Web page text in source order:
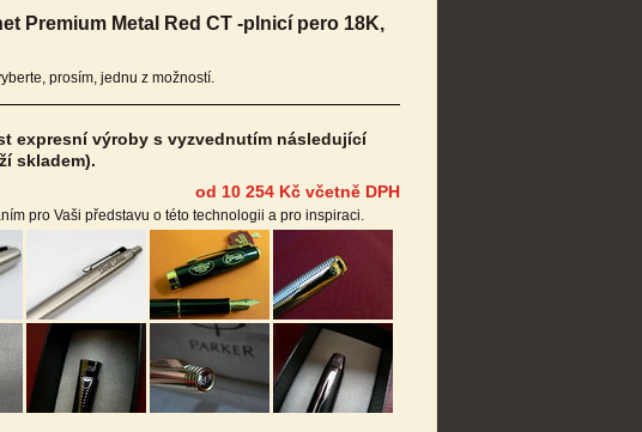
Premium Metal Red CT -plnicí pero 18K,
prosím, jednu z možností.
expresní výroby s vyzvednutím následující
skladem).
od 10 254 Kč včetně DPH
pro Vaši představu o této technologii a pro inspiraci.